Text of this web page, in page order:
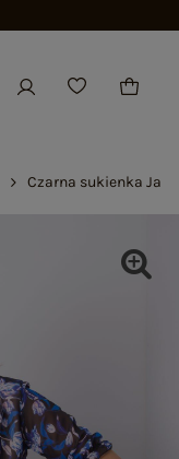
Czarna sukienka Jane